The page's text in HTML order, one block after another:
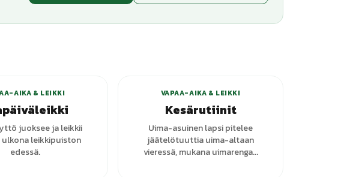
AIKA & LEIKKI
juoksee ja leikkii
leikkipuiston
edessä.
VAPAA-AIKA & LEIKKI
Kesärutiinit
Uima-asuinen lapsi pitelee
jäätelötuuttia uima-altaan
vieressä, mukana uimarenga...